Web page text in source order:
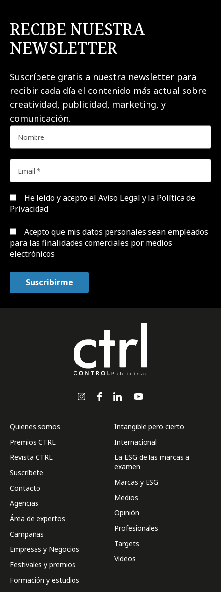
RECIBE NUESTRA
NEWSLETTER
Suscríbete gratis a nuestra newsletter para
recibir cada día el contenido más actual sobre
creatividad, publicidad, marketing, y
comunicación.
He leído y acepto el Aviso Legal y la Política de
Privacidad
Acepto que mis datos personales sean empleados
para las finalidades comerciales por medios
electrónicos
Quienes somos
Premios CTRL
Revista CTRL
Suscríbete
Contacto
Agencias
Área de expertos
Campañas
Empresas y Negocios
Festivales y premios
Formación y estudios
Intangible pero cierto
Internacional
La ESG de las marcas a
examen
Marcas y ESG
Medios
Opinión
Profesionales
Targets
Videos